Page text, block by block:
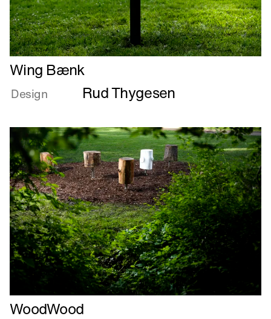
Læs
mere
om
Wing Bænk
Design Rud Thygesen
Læs
WoodWood